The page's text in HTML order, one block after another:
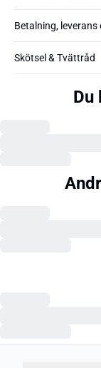
Betalning, leverans
Skötsel & Tvättråd
Du